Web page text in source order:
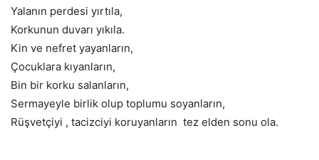
Yalanın perdesi yırtıla,
Korkunun duvarı yıkıla.
Kin ve nefret yayanların,
Çocuklara kıyanların,
Bin bir korku salanların,
Sermayeyle birlik olup toplumu soyanların,
Rüşvetçiyi , tacizciyi koruyanların tez elden sonu ola.